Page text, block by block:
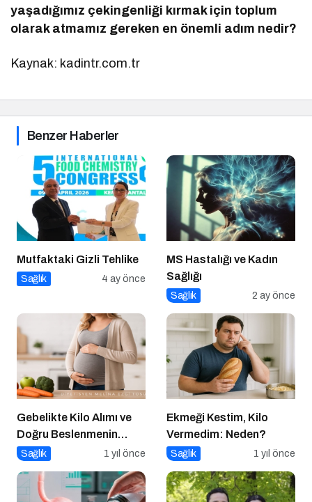
yaşadığımız çekingenliği kırmak için toplum
olarak atmamız gereken en önemli adım nedir?
Kaynak: kadintr.com.tr
Benzer Haberler
Mutfaktaki Gizli Tehlike
Sağlık 4 ay önce
MS Hastalığı ve Kadın
Sağlığı
Sağlık 2 ay önce
Gebelikte Kilo Alımı ve
Doğru Beslenmenin
Önemi
Sağlık 1 yıl önce
Ekmeği Kestim, Kilo
Vermedim: Neden?
Sağlık 1 yıl önce